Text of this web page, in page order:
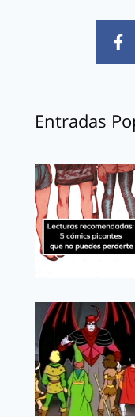
Entradas